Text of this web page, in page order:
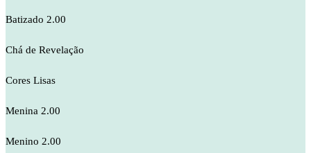
Batizado 2.00
Chá de Revelação
Cores Lisas
Menina 2.00
Menino 2.00